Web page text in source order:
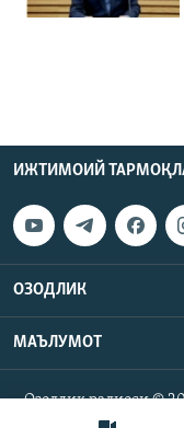
ИЖТИМОИЙ
ОЗОДЛИК
МАЪЛУМОТ
Озодлик радиоси ©
ҳимояланган.